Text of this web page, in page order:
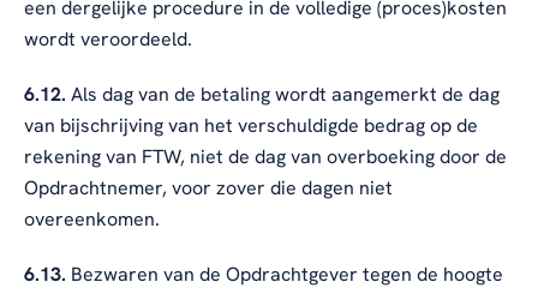
een dergelijke procedure in de volledige (proces)kosten
wordt veroordeeld.
6.12. Als dag van de betaling wordt aangemerkt de dag
van bijschrijving van het verschuldigde bedrag op de
rekening van FTW, niet de dag van overboeking door de
Opdrachtnemer, voor zover die dagen niet
overeenkomen.
6.13. Bezwaren van de Opdrachtgever tegen de hoogte